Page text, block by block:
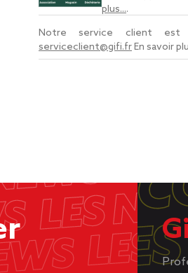
plus....
Notre service client
serviceclient@gifi.frEn savoir